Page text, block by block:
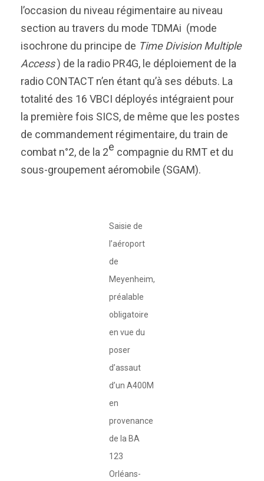
l’occasion du niveau régimentaire au niveau
section au travers du mode TDMAi (mode
isochrone du principe de Time Division Multiple
Access) de la radio PR4G, le déploiement de la
radio CONTACT n’en étant qu’à ses débuts. La
totalité des 16 VBCI déployés intégraient pour
la première fois SICS, de même que les postes
de commandement régimentaire, du train de
combat n°2, de la 2e compagnie du RMT et du
sous-groupement aéromobile (SGAM).
Saisie de
l’aéroport
de
Meyenheim,
préalable
obligatoire
en vue du
poser
d’assaut
d’un A400M
en
provenance
de la BA
123
Orléans-